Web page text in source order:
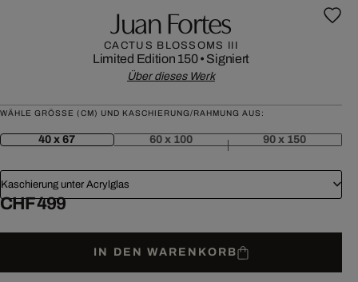
Juan Fortes
CACTUS BLOSSOMS III
Limited Edition 150• Signiert
Über dieses Werk
WÄHLE GRÖSSE (CM) UND KASCHIERUNG/RAHMUNG AUS:
40 x 67 60 x 100 90 x 150
Kaschierung unter Acrylglas
CHF 499
IN DEN WARENKORB